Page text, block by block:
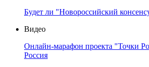
Будет ли "Новороссийский
Видео
Онлайн-марафон проекта "Точки
Россия